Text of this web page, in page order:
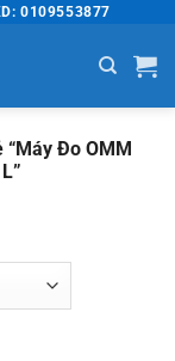
0109553877
Đo OMM